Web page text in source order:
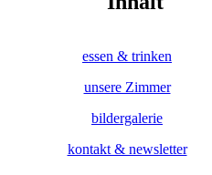
essen & trinken
unsere Zimmer
bildergalerie
kontakt & newsletter